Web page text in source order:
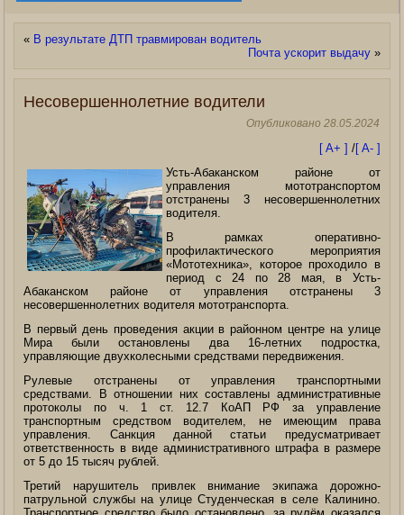
« В результате ДТП травмирован водитель
Почта ускорит выдачу»
Несовершеннолетние водители
Опубликовано 28.05.2024
[ A+ ] /[ A- ]
Усть-Абаканском районе от
управления мототранспортом
отстранены 3 несовершеннолетних
водителя.
В рамках оперативно-
профилактического мероприятия
«Мототехника», которое проходило в
период с 24 по 28 мая, в Усть-
Абаканском районе от управления отстранены 3
несовершеннолетних водителя мототранспорта.
В первый день проведения акции в районном центре на улице
Мира были остановлены два 16-летних подростка,
управляющие двухколесными средствами передвижения.
Рулевые отстранены от управления транспортными
средствами. В отношении них составлены административные
протоколы по ч. 1 ст. 12.7 КоАП РФ за управление
транспортным средством водителем, не имеющим права
управления. Санкция данной статьи предусматривает
ответственность в виде административного штрафа в размере
от 5 до 15 тысяч рублей.
Третий нарушитель привлек внимание экипажа дорожно-
патрульной службы на улице Студенческая в селе Калинино.